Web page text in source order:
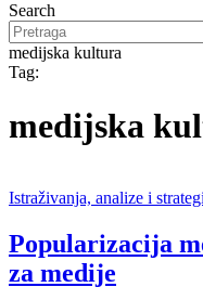
Search
medijska kultura
Tag:
medijska
Istraživanja, analize i
Popularizacija
za medije